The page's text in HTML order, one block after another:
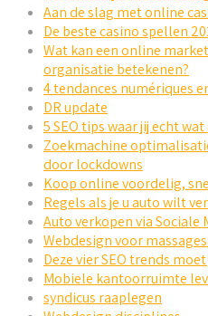
Aan de slag met online
De beste casino spellen
Wat kan een online
organisatie betekenen?
4 tendances numériques
DR update
5 SEO tips waar jij echt
Zoekmachine
door lockdowns
Koop online voordelig,
Regels als je u auto wilt
Auto verkopen via Sociale
Webdesign voor
Deze vier SEO trends
Mobiele kantoorruimte
syndicus raaplegen